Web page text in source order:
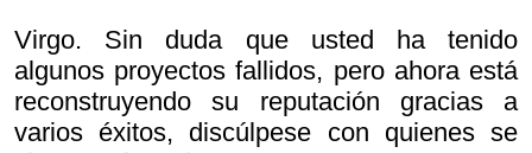
Virgo. Sin duda que usted ha tenido
algunos proyectos fallidos, pero ahora está
reconstruyendo su reputación gracias a
varios éxitos, discúlpese con quienes se